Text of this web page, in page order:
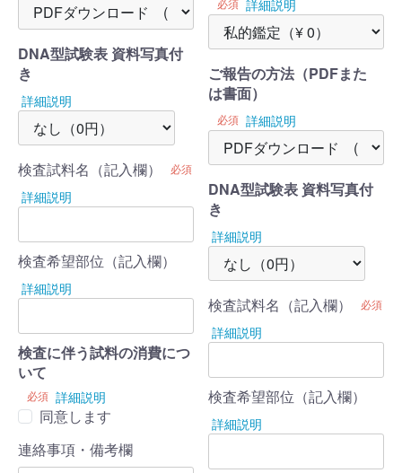
DNA型試験表 資料写真付
き
詳細説明
検査試料名（記入欄） 必須
詳細説明
検査希望部位（記入欄）
詳細説明
検査に伴う試料の消費につ
いて
必須 詳細説明
同意します
連絡事項・備考欄
詳細説明
ご報告の方法（PDFまた
は書面）
必須 詳細説明
DNA型試験表 資料写真付
き
詳細説明
検査試料名（記入欄） 必須
詳細説明
検査希望部位（記入欄）
詳細説明